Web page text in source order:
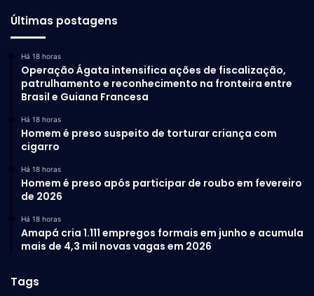
andamento e outras que foram implantadas.
Valorização dos servidores
O ano foi marcado pelas conquistas do funcionalismo
Linear de 10,06% para 13.710 mil servidores, o maior
Últimas postagens
Há 18 horas
Operação Ágata intensifica ações de fiscalização,
patrulhamento e reconhecimento na fronteira entre
Brasil e Guiana Francesa
Há 18 horas
Homem é preso suspeito de torturar criança com
cigarro
Há 18 horas
Homem é preso após participar de roubo em fevereiro
de 2026
Há 18 horas
Amapá cria 1.111 empregos formais em junho e acumula
mais de 4,3 mil novas vagas em 2026
Tags